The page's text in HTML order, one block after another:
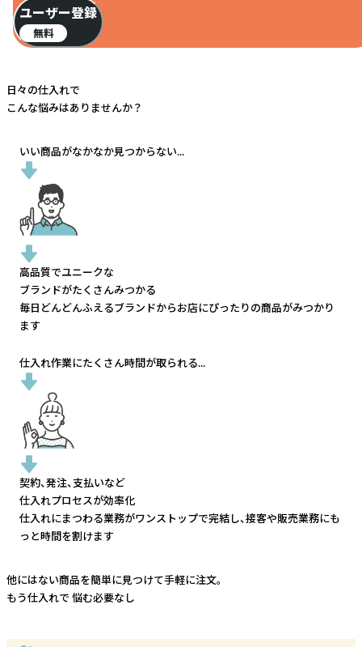
ユーザー登録
無料
日々の仕入れで
こんな悩みはありませんか？
いい商品がなかなか見つからない...
高品質でユニークな
ブランドがたくさんみつかる
毎日どんどんふえるブランドからお店にぴったりの商品がみつかり
ます
仕入れ作業にたくさん時間が取られる...
契約、発注、支払いなど
仕入れプロセスが効率化
仕入れにまつわる業務がワンストップで完結し、接客や販売業務にも
っと時間を割けます
他にはない商品を簡単に見つけて手軽に注文。
もう仕入れで 悩む必要なし